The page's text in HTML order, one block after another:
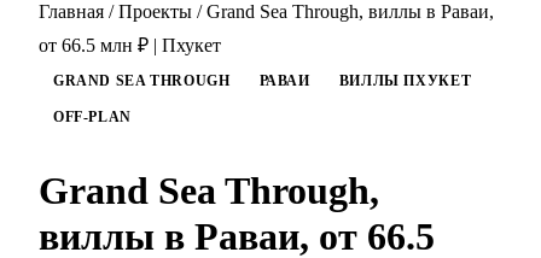
Главная / Проекты / Grand Sea Through, виллы в Раваи,
от 66.5 млн ₽ | Пхукет
GRAND SEA THROUGH РАВАИ ВИЛЛЫ ПХУКЕТ
OFF-PLAN
Grand Sea Through,
виллы в Раваи, от 66.5